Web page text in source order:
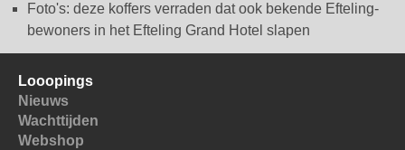
Foto's: deze koffers verraden dat ook bekende Efteling-
bewoners in het Efteling Grand Hotel slapen
Looopings
Nieuws
Wachttijden
Webshop